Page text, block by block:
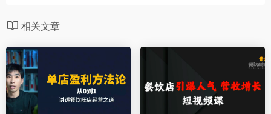
相关文章